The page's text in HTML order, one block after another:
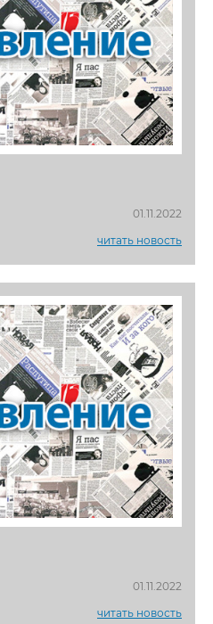
01.11.2022
читать новость
01.11.2022
читать новость